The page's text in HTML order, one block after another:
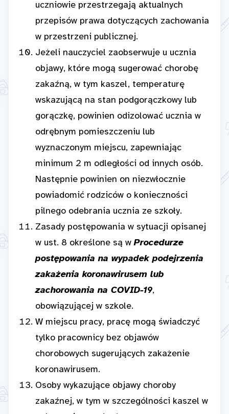
uczniowie przestrzegają aktualnych
przepisów prawa dotyczących zachowania
w przestrzeni publicznej.
Jeżeli nauczyciel zaobserwuje u ucznia
objawy, które mogą sugerować chorobę
zakaźną, w tym kaszel, temperaturę
wskazującą na stan podgorączkowy lub
gorączkę, powinien odizolować ucznia w
odrębnym pomieszczeniu lub
wyznaczonym miejscu, zapewniając
minimum 2 m odległości od innych osób.
Następnie powinien on niezwłocznie
powiadomić rodziców o konieczności
pilnego odebrania ucznia ze szkoły.​​​​​
Zasady postępowania w sytuacji opisanej
w ust. 8 określone są wProcedurze
postępowania na wypadek podejrzenia
zakażenia koronawirusem lub
zachorowania na COVID-19,
obowiązującej w szkole.
W miejscu pracy, pracę mogą świadczyć
tylko pracownicy bez objawów
chorobowych sugerujących zakażenie
koronawirusem.
Osoby wykazujące objawy choroby
zakaźnej, w tym w szczególności kaszel w